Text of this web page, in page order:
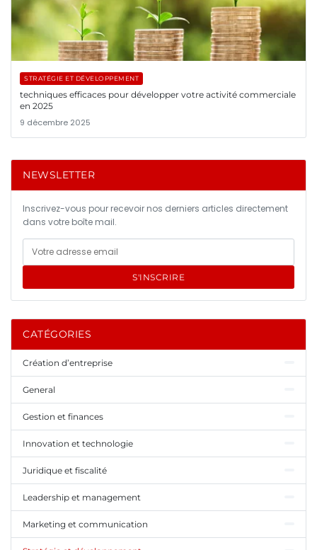
STRATÉGIE ET DÉVELOPPEMENT
techniques efficaces pour développer votre activité commerciale
en 2025
9 décembre 2025
NEWSLETTER
Inscrivez-vous pour recevoir nos derniers articles directement
dans votre boîte mail.
S'INSCRIRE
CATÉGORIES
Création d’entreprise
General
Gestion et finances
Innovation et technologie
Juridique et fiscalité
Leadership et management
Marketing et communication